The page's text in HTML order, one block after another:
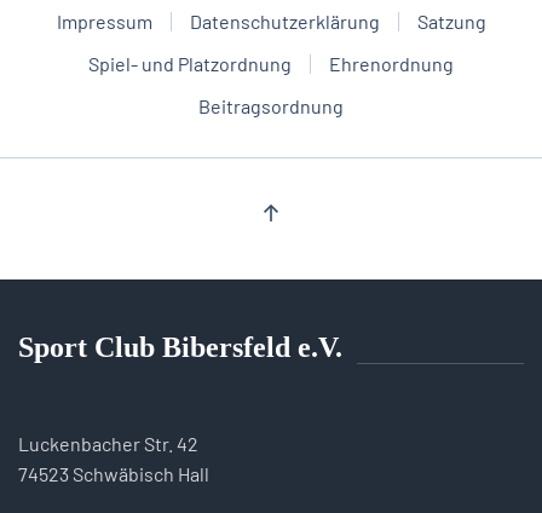
Impressum Datenschutzerklärung
Satzung
Spiel- und Platzordnung
Ehrenordnung
Beitragsordnung
Sport Club Bibersfeld e.V.
Luckenbacher Str. 42
74523 Schwäbisch Hall